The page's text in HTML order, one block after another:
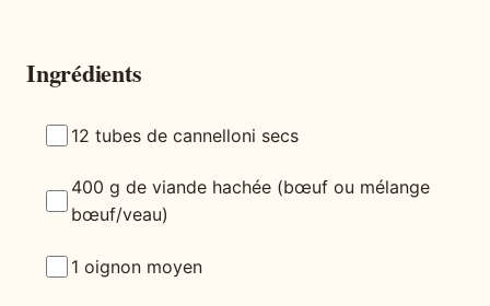
Ingrédients
12 tubes de cannelloni secs
400 g de viande hachée (bœuf ou mélange
bœuf/veau)
1 oignon moyen